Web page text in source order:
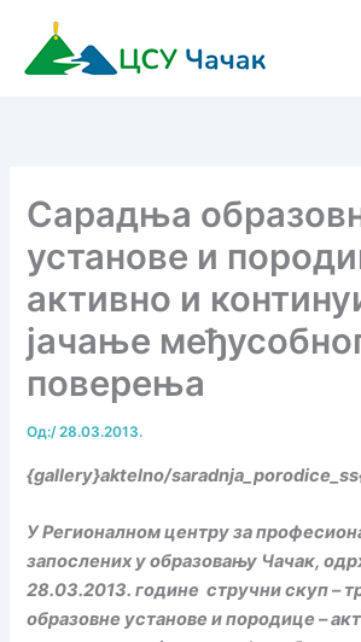
садржај
Сарадња
установе и
активно и
јачање
поверења
Од:/28.03.2013.
{gallery}aktelno/
У Регионалном центру за
запослених у образовању Чачак,
28.03.2013. године стручни скуп –
образовне установе и породице –